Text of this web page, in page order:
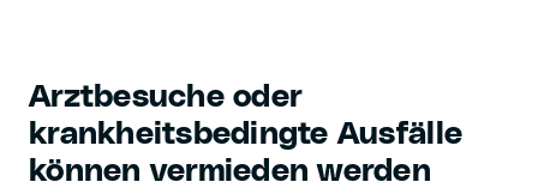
Arztbesuche oder
krankheitsbedingte Ausfälle
können vermieden werden